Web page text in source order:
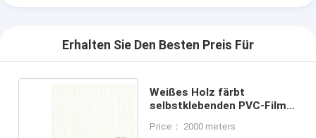
Erhalten Sie Den Besten Preis Für
Weißes Holz färbt
selbstklebenden PVC-Film
Innenoberflächendekoration
Price： 2000 meters